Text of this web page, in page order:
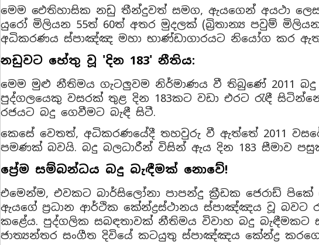
මෙම ඓතිහාසික නඩු තීන්දුවත් සමග, ඇයගෙන් අයථා
යුරෝ මිලියන 55ත් 60ත් අතර මුදලක් (බ්‍රිතාන්‍ය පවුම්
අධිකරණය ස්පාඤ්ඤ මහා භාණ්ඩාගාරයට නියෝග කර
නඩුවට හේතු වූ 'දින 183' නීතිය:
මෙම මුළු නීතිමය ගැටලුවම නිර්මාණය වී තිබුණේ 2011
පුද්ගලයෙකු වසරක් තුළ දින 183කට වඩා එරට රැඳී
රජයට බදු ගෙවීමට බැඳී සිටී.
කෙසේ වෙතත්, අධිකරණයේදී තහවුරු වී ඇත්තේ 2011
පමණක් බවයි. බදු බලධාරීන් විසින් ඇය දින 183 සීමාව
ප්‍රේම සම්බන්ධය බදු බැඳීමක් නොවේ!
එමෙන්ම, එවකට බාර්සිලෝනා පාපන්දු ක්‍රීඩක ජෙරාඩ් පිකේ
ඇයගේ ප්‍රධාන ආර්ථික කේන්ද්‍රස්ථානය ස්පාඤ්ඤය වූ
කළේය. පුද්ගලික සබඳතාවක් නීතිමය විවාහ බදු
ජාත්‍යන්තර සංගීත දිවියේ කටයුතු ස්පාඤ්ඤය කේන්ද්‍ර